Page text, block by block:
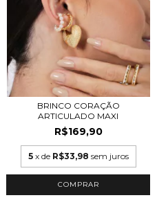
BRINCO CORAÇÃO
ARTICULADO MAXI
R$169,90
5 x de R$33,98 sem juros
COMPRAR